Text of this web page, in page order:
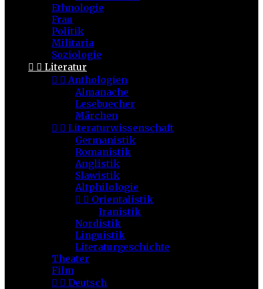
Ethnologie
Frau
Politik
Militaria
Soziologie
  Literatur
  Anthologien
Almanache
Lesebuecher
Märchen
  Literaturwissenschaft
Germanistik
Romanistik
Anglistik
Slawistik
Altphilologie
  Orientalistik
Iranistik
Nordistik
Linguistik
Literaturgeschichte
Theater
Film
  Deutsch